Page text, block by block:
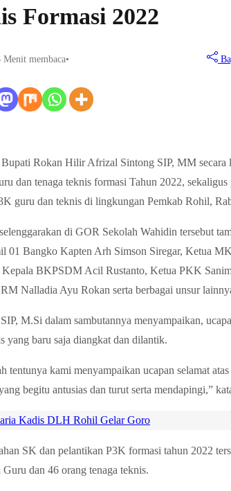
Formasi 2022
Menit membaca•
Rokan Hilir Afrizal Sintong SIP, MM secara
dan tenaga teknis formasi Tahun 2022,
guru dan teknis di lingkungan Pemkab Rohil,
di GOR Sekolah Wahidin tersebut
01 Bangko Kapten Arh Simson Siregar, Ketua
BKPSDM Acil Rustanto, Ketua PKK
Nalladia Ayu Rokan serta berbagai unsur
M.Si dalam sambutannya menyampaikan,
yang baru saja diangkat dan dilantik.
tentunya kami menyampaikan ucapan selamat
begitu antusias dan turut serta mendapingi,”
Kadis DLH Rohil Gelar Goro
SK dan pelantikan P3K formasi tahun 2022
dan 46 orang tenaga teknis.